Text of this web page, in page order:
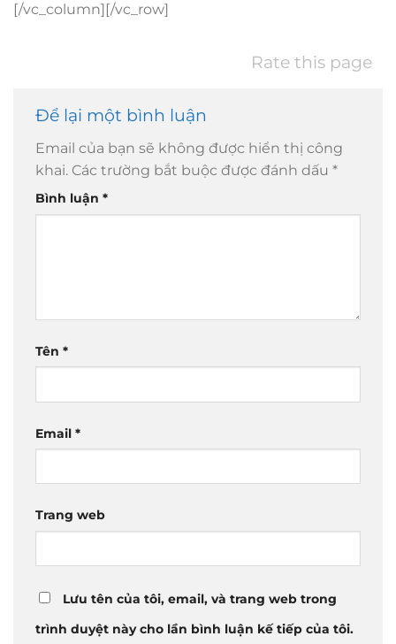
[/vc_column][/vc_row]
Rate this page
Để lại một bình luận
Email của bạn sẽ không được hiển thị công
khai. Các trường bắt buộc được đánh dấu *
Bình luận *
Tên *
Email *
Trang web
Lưu tên của tôi, email, và trang web trong
trình duyệt này cho lần bình luận kế tiếp của tôi.